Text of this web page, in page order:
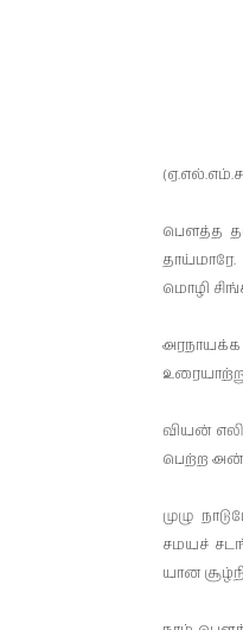
பௌத்த
மொழி
வியன்
பெற்ற
முழு
சமயச்
யான